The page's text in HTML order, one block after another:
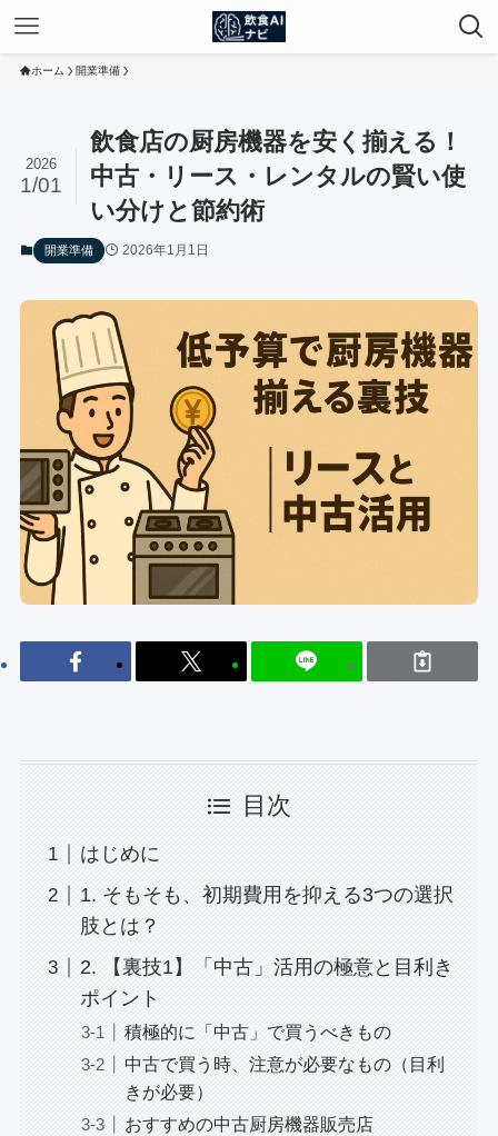
ホーム 開業準備
飲食店の厨房機器を安く揃える！
中古・リース・レンタルの賢い使
い分けと節約術
2026
1/01
開業準備 2026年1月1日
目次
はじめに
1. そもそも、初期費用を抑える3つの選択
肢とは？
2. 【裏技1】「中古」活用の極意と目利き
ポイント
積極的に「中古」で買うべきもの
中古で買う時、注意が必要なもの（目利
きが必要）
おすすめの中古厨房機器販売店